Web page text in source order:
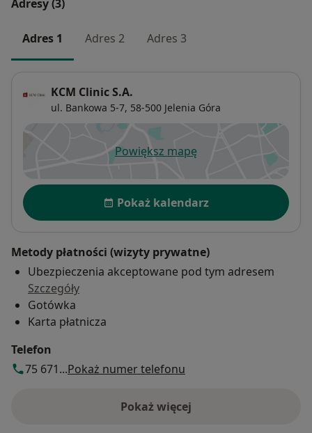
Adresy (3)
Adres 1 Adres 2 Adres 3
KCM Clinic S.A.
ul. Bankowa 5-7, 58-500 Jelenia Góra
Powiększ mapęotwiera się w nowej karcie
Dostępność
Pokaż kalendarz
Metody płatności (wizyty prywatne)
Ubezpieczenia akceptowane pod tym adresem
Szczegóły
Gotówka
Karta płatnicza
Telefon
75 671...Pokaż numer telefonu
Pokaż więcej
o adresie